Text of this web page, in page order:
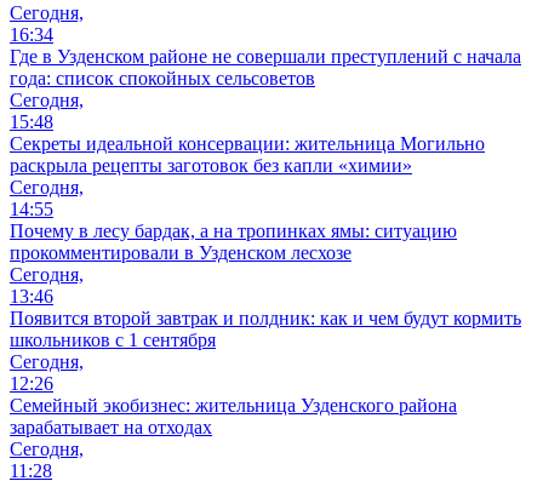
Сегодня,
16:34
Где в Узденском районе не совершали преступлений с начала
года: список спокойных сельсоветов
Сегодня,
15:48
Секреты идеальной консервации: жительница Могильно
раскрыла рецепты заготовок без капли «химии»
Сегодня,
14:55
Почему в лесу бардак, а на тропинках ямы: ситуацию
прокомментировали в Узденском лесхозе
Сегодня,
13:46
Появится второй завтрак и полдник: как и чем будут кормить
школьников с 1 сентября
Сегодня,
12:26
Семейный экобизнес: жительница Узденского района
зарабатывает на отходах
Сегодня,
11:28